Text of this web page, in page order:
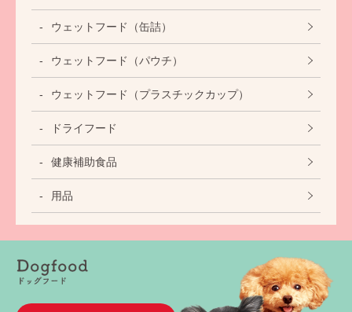
ウェットフード（缶詰）
ウェットフード（パウチ）
ウェットフード（プラスチックカップ）
ドライフード
健康補助食品
用品